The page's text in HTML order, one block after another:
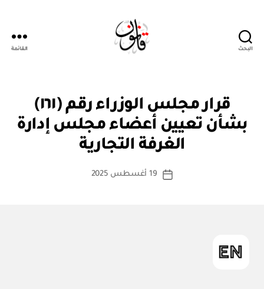
البحث القائمة
التصنيفات
مج
قرار مجلس الوزراء رقم (١٦١)
بشأن تعيين أعضاء مجلس إدارة
الغرفة التجارية
كاتب
بو
س
ة
تاريخ
19 أغسطس 2025